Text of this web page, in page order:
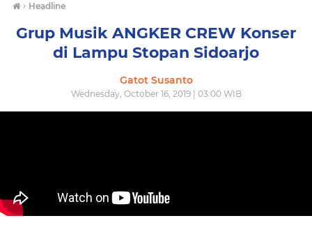
› Headline
Grup Musik ANGKER CREW Konser
di Lampu Stopan Sidoarjo
Gatot Susanto
Wednesday, October 16, 2019 | 03:00 WIB